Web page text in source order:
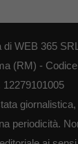
di WEB 365
(RM) -
12279101005
periodicità.